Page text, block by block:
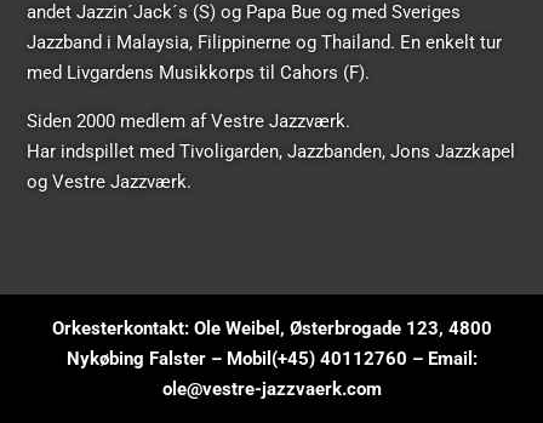
andet Jazzin´Jack´s (S) og Papa Bue og med Sveriges
Jazzband i Malaysia, Filippinerne og Thailand. En enkelt tur
med Livgardens Musikkorps til Cahors (F).
Siden 2000 medlem af Vestre Jazzværk.
Har indspillet med Tivoligarden, Jazzbanden, Jons Jazzkapel
og Vestre Jazzværk.
Orkesterkontakt: Ole Weibel, Østerbrogade 123, 4800
Nykøbing Falster – Mobil(+45) 40112760 – Email:
ole@vestre-jazzvaerk.com